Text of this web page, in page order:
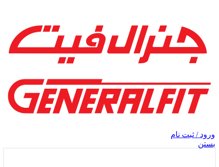
ورود / ثبت نام
بستن